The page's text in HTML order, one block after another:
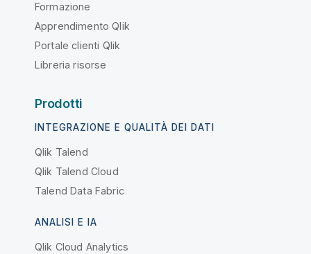
Formazione
Apprendimento Qlik
Portale clienti Qlik
Libreria risorse
Prodotti
INTEGRAZIONE E QUALITÀ DEI DATI
Qlik Talend
Qlik Talend Cloud
Talend Data Fabric
ANALISI E IA
Qlik Cloud Analytics